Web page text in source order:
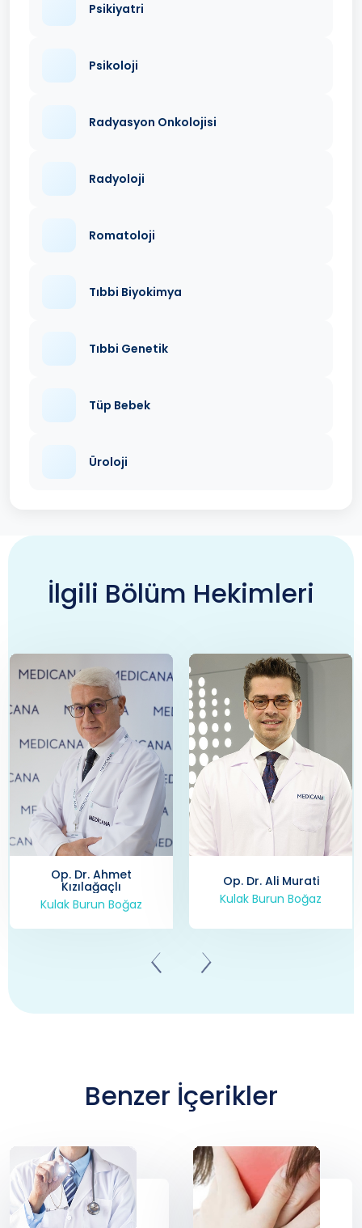
Psikiyatri
Psikoloji
Radyasyon Onkolojisi
Radyoloji
Romatoloji
Tıbbi Biyokimya
Tıbbi Genetik
Tüp Bebek
Üroloji
İlgili Bölüm Hekimleri
Op. Dr. Ahmet
Kızılağaçlı
Kulak Burun Boğaz
Op. Dr. Ali Murati
Kulak Burun Boğaz
Benzer İçerikler